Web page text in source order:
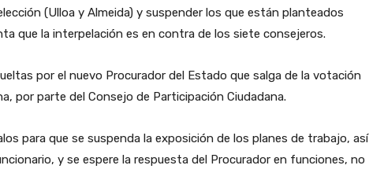
(Ulloa y Almeida) y suspender los que están planteados
que la interpelación es en contra de los siete consejeros.
por el nuevo Procurador del Estado que salga de la votación
por parte del Consejo de Participación Ciudadana.
para que se suspenda la exposición de los planes de trabajo, así
y se espere la respuesta del Procurador en funciones, no